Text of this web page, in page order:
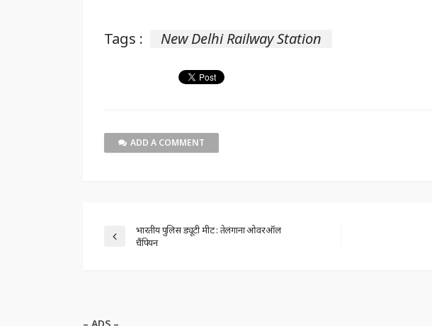
Tags : New Delhi Railway Station
ADD A COMMENT
भारतीय पुलिस ड्यूटी मीट : तेलंगाना ओवरऑल
चैंपियन